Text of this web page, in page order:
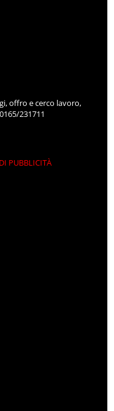
offro e cerco lavoro,
231711
PUBBLICITÀ